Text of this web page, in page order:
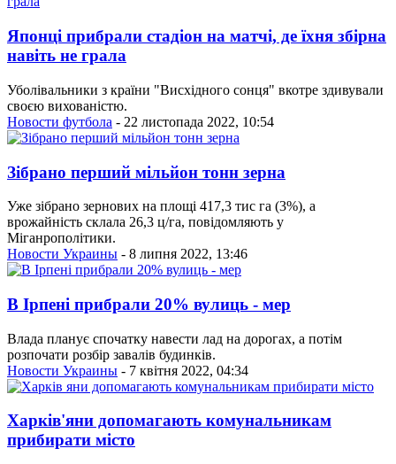
Японці прибрали стадіон на матчі, де їхня збірна
навіть не грала
Уболівальники з країни "Висхідного сонця" вкотре здивували
своєю вихованістю.
Новости футбола - 22 листопада 2022, 10:54
Зібрано перший мільйон тонн зерна
Уже зібрано зернових на площі 417,3 тис га (3%), а
врожайність склала 26,3 ц/га, повідомляють у
Міганрополітики.
Новости Украины - 8 липня 2022, 13:46
В Ірпені прибрали 20% вулиць - мер
Влада планує спочатку навести лад на дорогах, а потім
розпочати розбір завалів будинків.
Новости Украины - 7 квітня 2022, 04:34
Харків'яни допомагають комунальникам
прибирати місто